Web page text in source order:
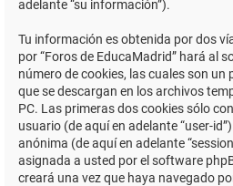
adelante “su información”).
Tu información es obtenida por dos
por “Foros de EducaMadrid” hará al
número de cookies, las cuales son un
que se descargan en los archivos
PC. Las primeras dos cookies sólo
usuario (de aquí en adelante “user-
anónima (de aquí en adelante
asignada a usted por el software
creará una vez que haya navegado